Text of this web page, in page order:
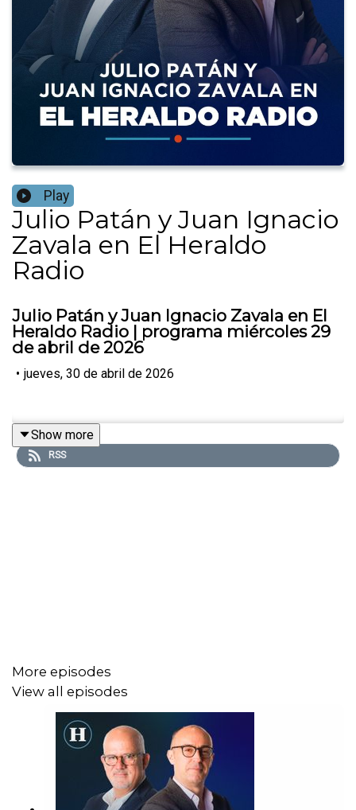
Play
Julio Patán y Juan Ignacio
Zavala en El Heraldo
Radio
Julio Patán y Juan Ignacio Zavala en El
Heraldo Radio | programa miércoles 29
de abril de 2026
• jueves, 30 de abril de 2026
Show more
RSS
More episodes
View all episodes